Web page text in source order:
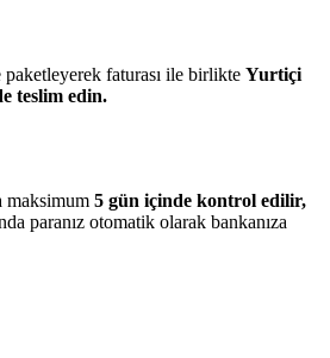
faturası ile birlikte Yurtiçi
teslim edin.
maksimum 5 gün içinde kontrol edilir,
paranız otomatik olarak bankanıza